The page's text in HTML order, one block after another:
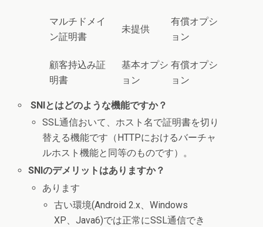
マルチドメイ
ン証明書
未提供
有償オプシ
ョン
顧客持込み証
明書
基本オプシ
ョン
有償オプシ
ョン
SNIとはどのような機能ですか？
SSL通信おいて、ホスト名で証明書を切り
替える機能です（HTTPにおけるバーチャ
ルホスト機能と同等のものです）。
SNIのデメリットはありますか？
あります
古い環境(Android 2.x、Windows
XP、Java6)では正常にSSL通信でき